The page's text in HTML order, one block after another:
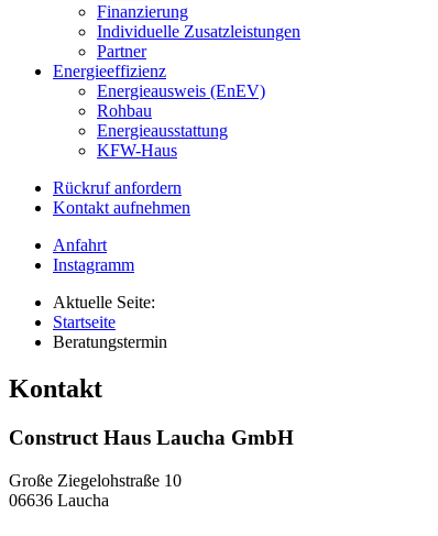
Finanzierung
Individuelle Zusatzleistungen
Partner
Energieeffizienz
Energieausweis (EnEV)
Rohbau
Energieausstattung
KFW-Haus
Rückruf anfordern
Kontakt aufnehmen
Anfahrt
Instagramm
Aktuelle Seite:
Startseite
Beratungstermin
Kontakt
Construct Haus Laucha GmbH
Große Ziegelohstraße 10
06636 Laucha